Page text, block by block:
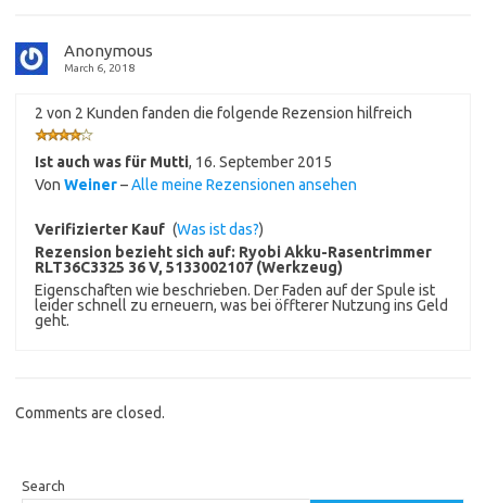
Anonymous
March 6, 2018
2 von 2 Kunden fanden die folgende Rezension hilfreich
Ist auch was für Mutti, 16. September 2015
Von Weiner–Alle meine Rezensionen ansehen
Verifizierter Kauf (Was ist das?)
Rezension bezieht sich auf: Ryobi Akku-Rasentrimmer
RLT36C3325 36 V, 5133002107 (Werkzeug)
Eigenschaften wie beschrieben. Der Faden auf der Spule ist
leider schnell zu erneuern, was bei öffterer Nutzung ins Geld
geht.
Comments are closed.
Search